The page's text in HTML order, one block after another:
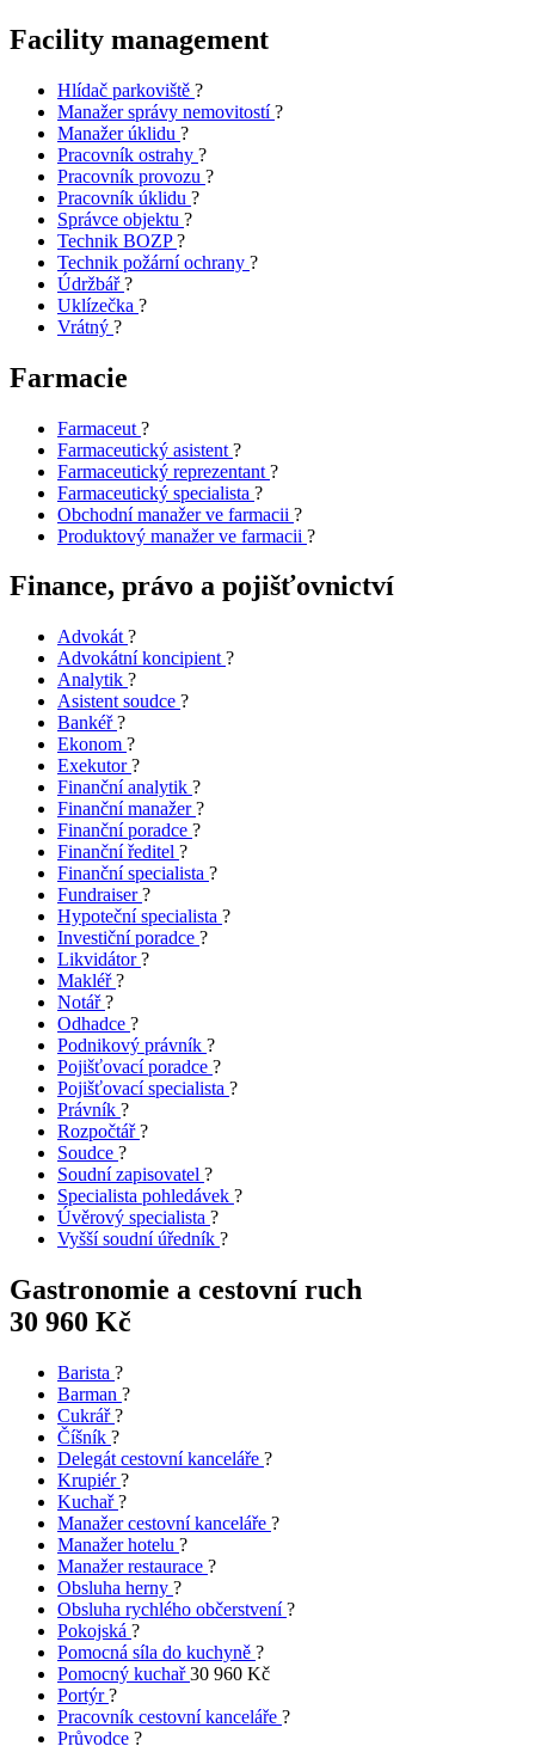
Facility management
Hlídač parkoviště ?
Manažer správy nemovitostí?
Manažer úklidu ?
Pracovník ostrahy ?
Pracovník provozu ?
Pracovník úklidu ?
Správce objektu ?
Technik BOZP?
Technik požární ochrany ?
Údržbář?
Uklízečka ?
Vrátný ?
Farmacie
Farmaceut ?
Farmaceutický asistent ?
Farmaceutický reprezentant ?
Farmaceutický specialista ?
Obchodní manažer ve farmacii ?
Produktový manažer ve farmacii ?
Finance, právo a pojišťovnictví
Advokát ?
Advokátní koncipient ?
Analytik ?
Asistent soudce ?
Bankéř?
Ekonom ?
Exekutor?
Finanční analytik ?
Finanční manažer?
Finanční poradce ?
Finanční ředitel ?
Finanční specialista ?
Fundraiser?
Hypoteční specialista ?
Investiční poradce ?
Likvidátor?
Makléř?
Notář?
Odhadce ?
Podnikový právník ?
Pojišťovací poradce ?
Pojišťovací specialista ?
Právník ?
Rozpočtář?
Soudce ?
Soudní zapisovatel ?
Specialista pohledávek ?
Úvěrový specialista ?
Vyšší soudní úředník ?
Gastronomie a cestovní ruch
30 960 Kč
Barista ?
Barman ?
Cukrář?
Číšník ?
Delegát cestovní kanceláře ?
Krupiér?
Kuchař?
Manažer cestovní kanceláře ?
Manažer hotelu ?
Manažer restaurace ?
Obsluha herny ?
Obsluha rychlého občerstvení?
Pokojská ?
Pomocná síla do kuchyně ?
Pomocný kuchař30 960 Kč
Portýr?
Pracovník cestovní kanceláře ?
Průvodce ?